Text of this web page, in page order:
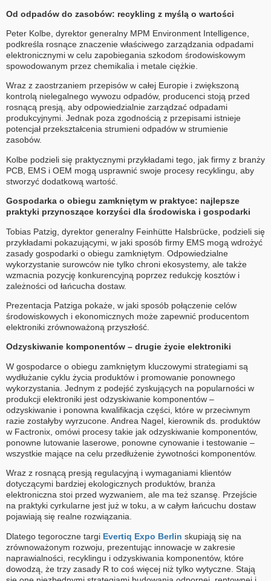
Od odpadów do zasobów: recykling z myślą o wartości
Peter Kolbe, dyrektor generalny MPM Environment Intelligence,
podkreśla rosnące znaczenie właściwego zarządzania odpadami
elektronicznymi w celu zapobiegania szkodom środowiskowym
spowodowanym przez chemikalia i metale ciężkie.
Wraz z zaostrzaniem przepisów w całej Europie i zwiększoną
kontrolą nielegalnego wywozu odpadów, producenci stoją przed
rosnącą presją, aby odpowiedzialnie zarządzać odpadami
produkcyjnymi. Jednak poza zgodnością z przepisami istnieje
potencjał przekształcenia strumieni odpadów w strumienie
zasobów.
Kolbe podzieli się praktycznymi przykładami tego, jak firmy z branży
PCB, EMS i OEM mogą usprawnić swoje procesy recyklingu, aby
stworzyć dodatkową wartość.
Gospodarka o obiegu zamkniętym w praktyce: najlepsze
praktyki przynoszące korzyści dla środowiska i gospodarki
Tobias Patzig, dyrektor generalny Feinhütte Halsbrücke, podzieli się
przykładami pokazującymi, w jaki sposób firmy EMS mogą wdrożyć
zasady gospodarki o obiegu zamkniętym. Odpowiedzialne
wykorzystanie surowców nie tylko chroni ekosystemy, ale także
wzmacnia pozycję konkurencyjną poprzez redukcję kosztów i
zależności od łańcucha dostaw.
Prezentacja Patziga pokaże, w jaki sposób połączenie celów
środowiskowych i ekonomicznych może zapewnić producentom
elektroniki zrównoważoną przyszłość.
Odzyskiwanie komponentów – drugie życie elektroniki
W gospodarce o obiegu zamkniętym kluczowymi strategiami są
wydłużanie cyklu życia produktów i promowanie ponownego
wykorzystania. Jednym z podejść zyskujących na popularności w
produkcji elektroniki jest odzyskiwanie komponentów –
odzyskiwanie i ponowna kwalifikacja części, które w przeciwnym
razie zostałyby wyrzucone. Andrea Nagel, kierownik ds. produktów
w Factronix, omówi procesy takie jak odzyskiwanie komponentów,
ponowne lutowanie laserowe, ponowne cynowanie i testowanie –
wszystkie mające na celu przedłużenie żywotności komponentów.
Wraz z rosnącą presją regulacyjną i wymaganiami klientów
dotyczącymi bardziej ekologicznych produktów, branża
elektroniczna stoi przed wyzwaniem, ale ma też szansę. Przejście
na praktyki cyrkularne jest już w toku, a w całym łańcuchu dostaw
pojawiają się realne rozwiązania.
Dlatego tegoroczne targi Evertiq Expo Berlin skupiają się na
zrównoważonym rozwoju, prezentując innowacje w zakresie
naprawialności, recyklingu i odzyskiwania komponentów, które
dowodzą, że trzy zasady R to coś więcej niż tylko wytyczne. Stają